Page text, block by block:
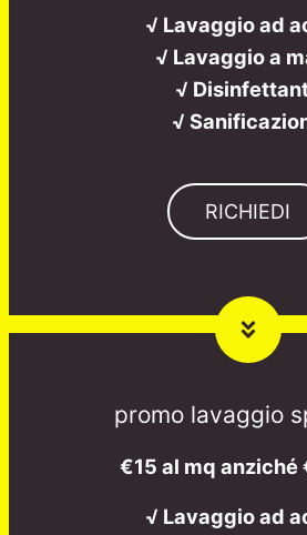
√ Lavaggio ad
√ Lavaggio a
√
√
RICHIEDI
promo lavaggio
€15 al mq anziché
√ Lavaggio ad